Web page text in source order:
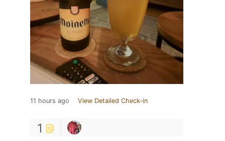
11 hours ago View Detailed Check-in
1